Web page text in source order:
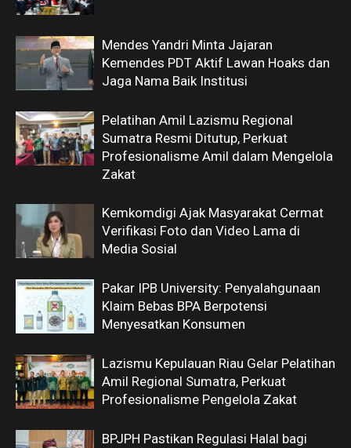
Mendes Yandri Minta Jajaran
Kemendes PDT Aktif Lawan Hoaks dan
Jaga Nama Baik Institusi
Pelatihan Amil Lazismu Regional
Sumatra Resmi Ditutup, Perkuat
Profesionalisme Amil dalam Mengelola
Zakat
Kemkomdigi Ajak Masyarakat Cermat
Verifikasi Foto dan Video Lama di
Media Sosial
Pakar IPB University: Penyalahgunaan
Klaim Bebas BPA Berpotensi
Menyesatkan Konsumen
Lazismu Kepulauan Riau Gelar Pelatihan
Amil Regional Sumatra, Perkuat
Profesionalisme Pengelola Zakat
BPJPH Pastikan Regulasi Halal bagi